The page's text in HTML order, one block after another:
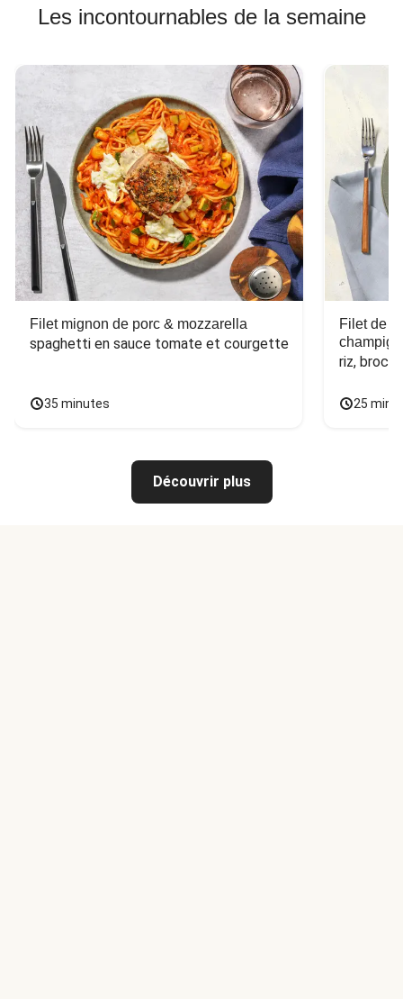
Les incontournables de la semaine
Filet mignon de porc & mozzarella
spaghetti en sauce tomate et courgette
35 minutes
Filet de
riz,
25
Découvrir plus